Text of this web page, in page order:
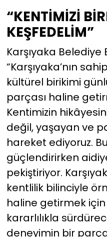
“KENTİMİZİ
KEŞFEDELİM”
Karşıyaka Belediye
“Karşıyaka’nın
kültürel birikimi
parçası haline
Kentimizin
değil, yaşayan ve
hareket ediyoruz.
güçlendirirken
pekiştiriyor.
kentlilik bilinciyle
haline getirmek için
kararlılıkla
deneyimin bir